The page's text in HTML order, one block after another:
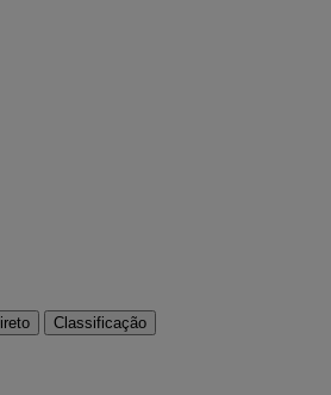
Classificação